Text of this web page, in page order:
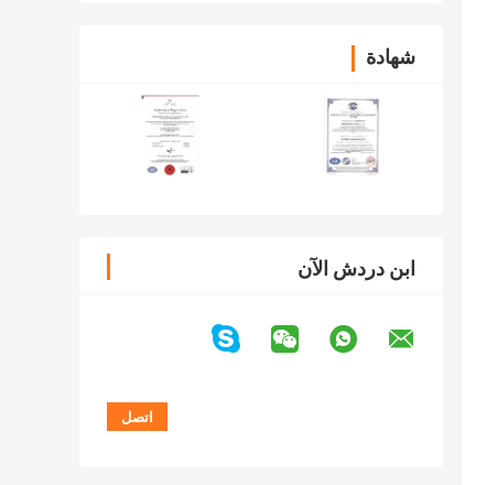
شهادة
ابن دردش الآن